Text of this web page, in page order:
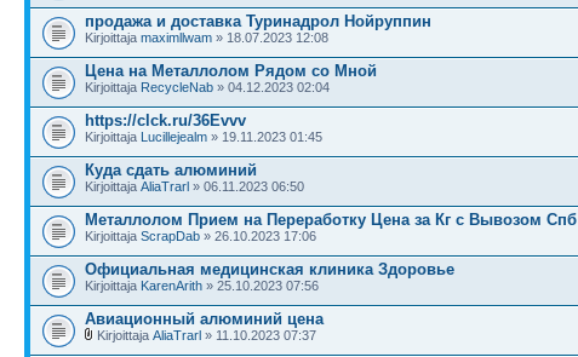
продажа и доставка Туринадрол Нойруппин
Kirjoittaja maximllwam » 18.07.2023 12:08
Цена на Металлолом Рядом со Мной
Kirjoittaja RecycleNab » 04.12.2023 02:04
https://clck.ru/36Evvv
Kirjoittaja Lucillejealm » 19.11.2023 01:45
Куда сдать алюминий
Kirjoittaja AliaTrarl » 06.11.2023 06:50
Металлолом Прием на Переработку Цена за Кг с Вывозом Спб
Kirjoittaja ScrapDab » 26.10.2023 17:06
Официальная медицинская клиника Здоровье
Kirjoittaja KarenArith » 25.10.2023 07:56
Авиационный алюминий цена
Kirjoittaja AliaTrarl » 11.10.2023 07:37